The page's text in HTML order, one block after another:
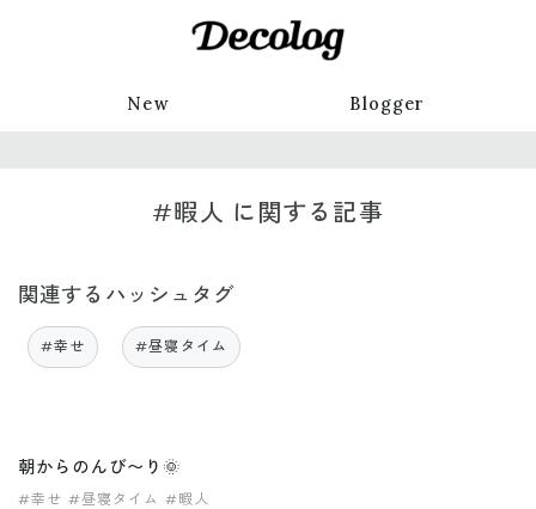
New Blogger
#暇人 に関する記事
関連するハッシュタグ
#幸せ #昼寝タイム
朝からのんび〜り🌞
#幸せ #昼寝タイム #暇人